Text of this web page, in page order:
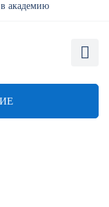
академию